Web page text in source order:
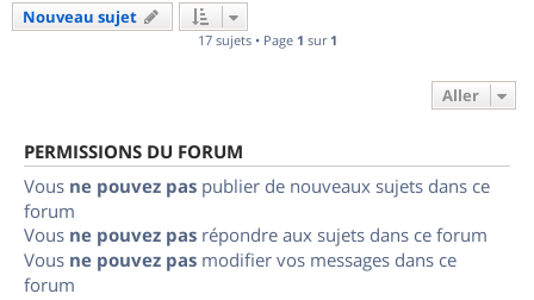
Nouveau sujet
17 sujets • Page 1 sur 1
Aller
PERMISSIONS DU FORUM
Vous ne pouvez pas publier de nouveaux sujets dans ce
forum
Vous ne pouvez pas répondre aux sujets dans ce forum
Vous ne pouvez pas modifier vos messages dans ce
forum